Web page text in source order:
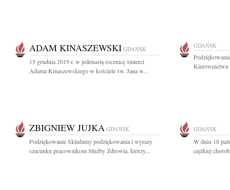
ADAM KINASZEWSKI GDAŃSK
15 grudnia 2019 r. w jedenastą rocznicę śmierci
Adama Kinaszewskiego w kościele św. Jana w...
GDAŃSK
Kierownictwu
ZBIGNIEW JUJKA GDAŃSK
Podziękowanie Składamy podziękowania i wyrazy
szacunku pracownikom Służby Zdrowia, którzy...
GDAŃSK
W dniu 18
ciężkiej